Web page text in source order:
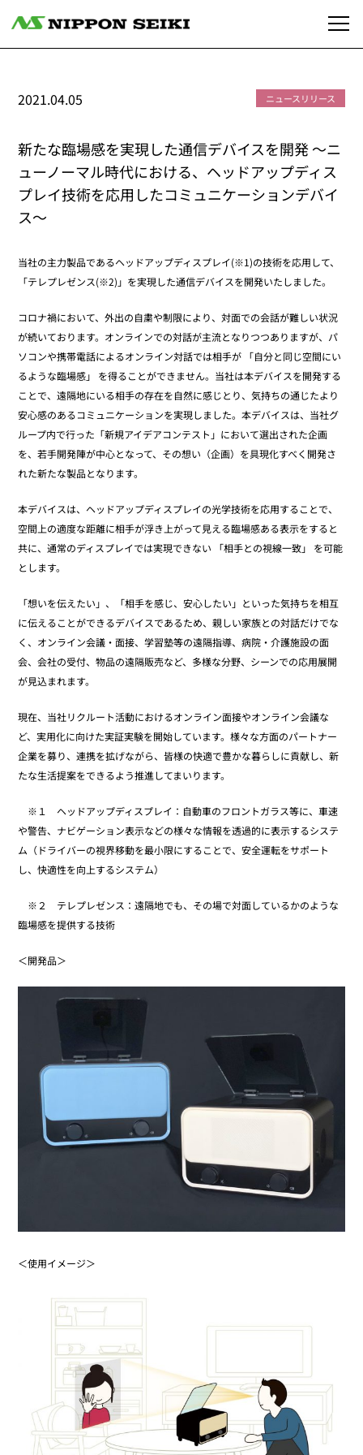
ニュースリリース
2021.04.05
新たな臨場感を実現した通信デバイスを開発 ～ニ
ューノーマル時代における、ヘッドアップディス
プレイ技術を応用したコミュニケーションデバイ
ス～
当社の主力製品であるヘッドアップディスプレイ(※1)の技術を応用して、
「テレプレゼンス(※2)」を実現した通信デバイスを開発いたしました。
コロナ禍において、外出の自粛や制限により、対面での会話が難しい状況
が続いております。オンラインでの対話が主流となりつつありますが、パ
ソコンや携帯電話によるオンライン対話では相手が 「自分と同じ空間にい
るような臨場感」 を得ることができません。当社は本デバイスを開発する
ことで、遠隔地にいる相手の存在を自然に感じとり、気持ちの通じたより
安心感のあるコミュニケーションを実現しました。本デバイスは、当社グ
ループ内で行った「新規アイデアコンテスト」において選出された企画
を、若手開発陣が中心となって、その想い（企画）を具現化すべく開発さ
れた新たな製品となります。
本デバイスは、ヘッドアップディスプレイの光学技術を応用することで、
空間上の適度な距離に相手が浮き上がって見える臨場感ある表示をすると
共に、通常のディスプレイでは実現できない 「相手との視線一致」 を可能
とします。
「想いを伝えたい」、「相手を感じ、安心したい」といった気持ちを相互
に伝えることができるデバイスであるため、親しい家族との対話だけでな
く、オンライン会議・面接、学習塾等の遠隔指導、病院・介護施設の面
会、会社の受付、物品の遠隔販売など、多様な分野、シーンでの応用展開
が見込まれます。
現在、当社リクルート活動におけるオンライン面接やオンライン会議な
ど、実用化に向けた実証実験を開始しています。様々な方面のパートナー
企業を募り、連携を拡げながら、皆様の快適で豊かな暮らしに貢献し、新
たな生活提案をできるよう推進してまいります。
※１ ヘッドアップディスプレイ：自動車のフロントガラス等に、車速
や警告、ナビゲーション表示などの様々な情報を透過的に表示するシステ
ム（ドライバーの視界移動を最小限にすることで、安全運転をサポート
し、快適性を向上するシステム）
※２ テレプレゼンス：遠隔地でも、その場で対面しているかのような
臨場感を提供する技術
＜開発品＞
＜使用イメージ＞